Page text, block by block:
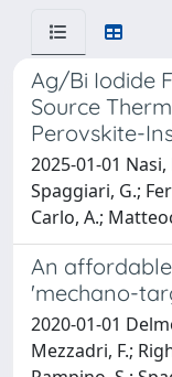
Ag/Bi Iodide
Source
Perovskite-
2025-01-01 Nasi,
Spaggiari, G.;
Carlo, A.;
An
'mechano-
2020-01-01
Mezzadri, F.;